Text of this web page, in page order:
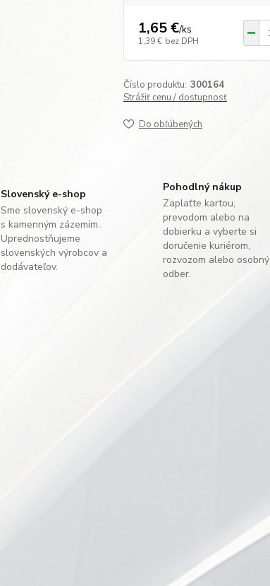
1,65 €/ks
1,39 € bez DPH
Číslo produktu: 300164
Strážiť cenu / dostupnosť
Do obľúbených
Slovenský e-shop
Sme slovenský e-shop
s kamenným zázemím.
Uprednostňujeme
slovenských výrobcov a
dodávateľov.
Pohodlný nákup
Zaplaťte kartou,
prevodom alebo na
dobierku a vyberte si
doručenie kuriérom,
rozvozom alebo osobný
odber.